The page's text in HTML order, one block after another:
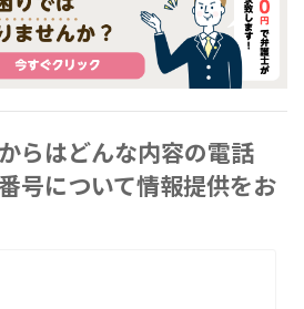
らはどんな内容の電話
号について情報提供をお